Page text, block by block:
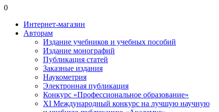
0
Интернет-магазин
Авторам
Издание учебников и учебных пособий
Издание монографий
Публикация статей
Заказные издания
Наукометрия
Электронная публикация
Конкурс «Профессиональное образование»
XI Международный конкурс на лучшую научную